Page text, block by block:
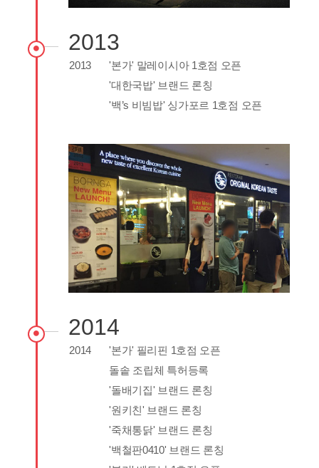
2013
2013
'본가' 말레이시아 1호점 오픈
'대한국밥' 브랜드 론칭
'백’s 비빔밥' 싱가포르 1호점 오픈
2014
2014
'본가' 필리핀 1호점 오픈
돌솥 조립체 특허등록
'돌배기집' 브랜드 론칭
'원키친' 브랜드 론칭
'죽채통닭' 브랜드 론칭
'백철판0410' 브랜드 론칭